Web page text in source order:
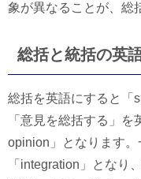
象が異なることが、総
総括と統括の英
総括を英語にすると「
「意見を総括する」
opinion」となります
「integration」となり